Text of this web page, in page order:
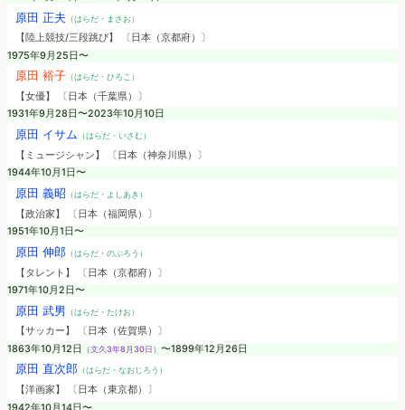
原田 正夫 （はらだ・まさお）
【陸上競技/三段跳び】 〔日本（京都府）〕
1975年9月25日〜
原田 裕子（はらだ・ひろこ）
【女優】 〔日本（千葉県）〕
1931年9月28日〜2023年10月10日
原田 イサム （はらだ・いさむ）
【ミュージシャン】 〔日本（神奈川県）〕
1944年10月1日〜
原田 義昭 （はらだ・よしあき）
【政治家】 〔日本（福岡県）〕
1951年10月1日〜
原田 伸郎（はらだ・のぶろう）
【タレント】 〔日本（京都府）〕
1971年10月2日〜
原田 武男 （はらだ・たけお）
【サッカー】 〔日本（佐賀県）〕
1863年10月12日
（文久3年8月30日） 〜1899年12月26日
原田 直次郎（はらだ・なおじろう）
【洋画家】 〔日本（東京都）〕
1942年10月14日〜